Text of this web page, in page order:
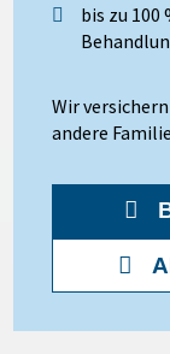
bis zu
Wir
andere